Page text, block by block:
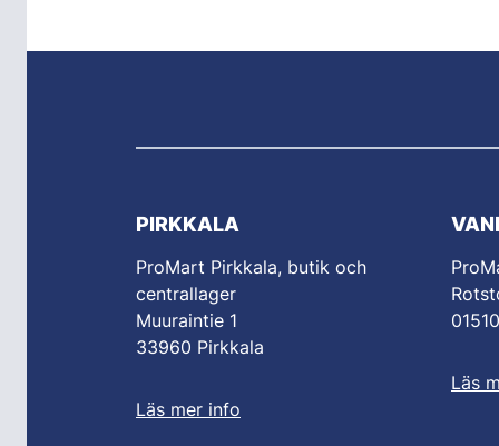
PIRKKALA
ProMart Pirkkala, butik och
centrallager
Muuraintie 1
33960 Pirkkala
Läs mer info
Läs